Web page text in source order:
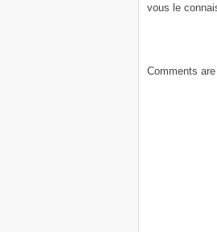
vous le
Comments